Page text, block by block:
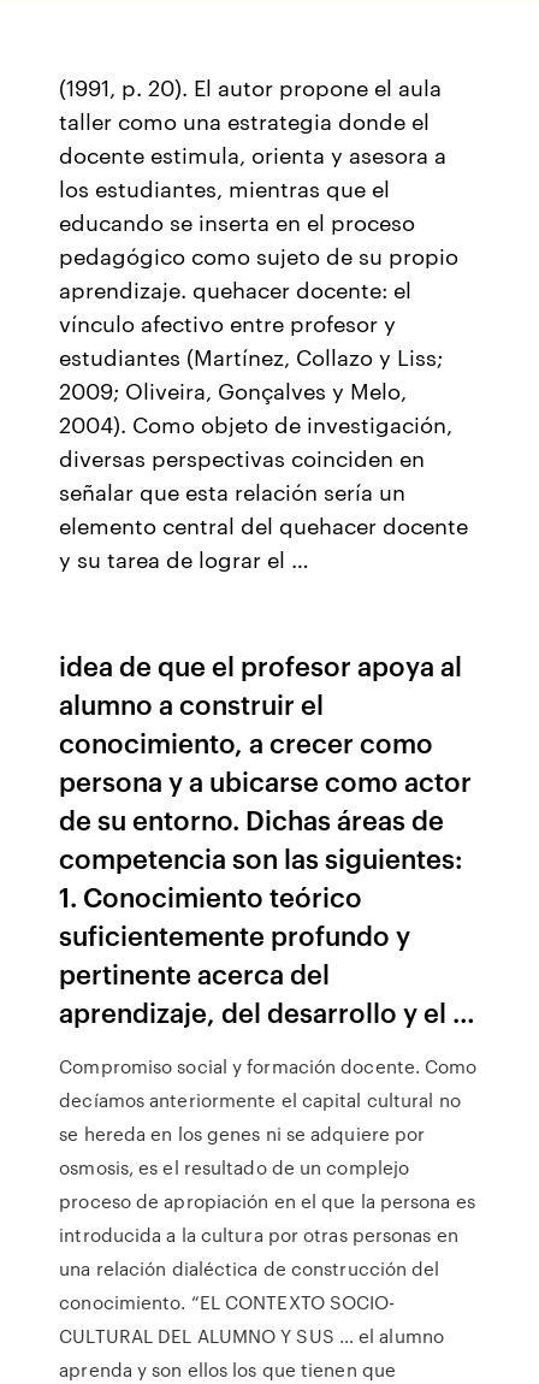
(1991, p. 20). El autor propone el aula
taller como una estrategia donde el
docente estimula, orienta y asesora a
los estudiantes, mientras que el
educando se inserta en el proceso
pedagógico como sujeto de su propio
aprendizaje. quehacer docente: el
vínculo afectivo entre profesor y
estudiantes (Martínez, Collazo y Liss;
2009; Oliveira, Gonçalves y Melo,
2004). Como objeto de investigación,
diversas perspectivas coinciden en
señalar que esta relación sería un
elemento central del quehacer docente
y su tarea de lograr el …
idea de que el profesor apoya al
alumno a construir el
conocimiento, a crecer como
persona y a ubicarse como actor
de su entorno. Dichas áreas de
competencia son las siguientes:
1. Conocimiento teórico
suficientemente profundo y
pertinente acerca del
aprendizaje, del desarrollo y el …
Compromiso social y formación docente. Como
decíamos anteriormente el capital cultural no
se hereda en los genes ni se adquiere por
osmosis, es el resultado de un complejo
proceso de apropiación en el que la persona es
introducida a la cultura por otras personas en
una relación dialéctica de construcción del
conocimiento. “EL CONTEXTO SOCIO-
CULTURAL DEL ALUMNO Y SUS … el alumno
aprenda y son ellos los que tienen que